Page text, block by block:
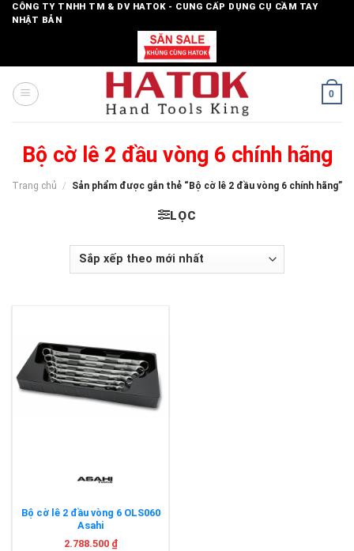
SkipCÔNG TY TNHH TM & DV HATOK - CUNG CẤP DỤNG CỤ CẦM TAY
NHẬT BẢN
0
Bộ cờ lê 2 đầu vòng 6 chính hãng
Trang chủ / Sản phẩm được gắn thẻ “Bộ cờ lê 2 đầu vòng 6 chính hãng”
LỌC
Bộ cờ lê 2 đầu vòng 6 OLS060
Asahi
2.788.500 ₫